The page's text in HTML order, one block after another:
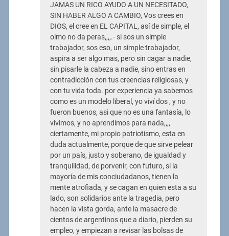
JAMAS UN RICO AYUDO A UN NECESITADO,
SIN HABER ALGO A CAMBIO, Vos crees en
DIOS, el cree en EL CAPITAL, así de simple, el
olmo no da peras,,,,.- si sos un simple
trabajador, sos eso, un simple trabajador,
aspira a ser algo mas, pero sin cagar a nadie,
sin pisarle la cabeza a nadie, sino entras en
contradicción con tus creencias religiosas, y
con tu vida toda. por experiencia ya sabemos
como es un modelo liberal, yo viví dos , y no
fueron buenos, asi que no es una fantasía, lo
vivimos, y no aprendimos para nada,,,,
ciertamente, mi propio patriotismo, esta en
duda actualmente, porque de que sirve pelear
por un país, justo y soberano, de igualdad y
tranquilidad, de porvenir, con futuro, si la
mayoría de mis conciudadanos, tienen la
mente atrofiada, y se cagan en quien esta a su
lado, son solidarios ante la tragedia, pero
hacen la vista gorda, ante la masacre de
cientos de argentinos que a diario, pierden su
empleo, y empiezan a revisar las bolsas de